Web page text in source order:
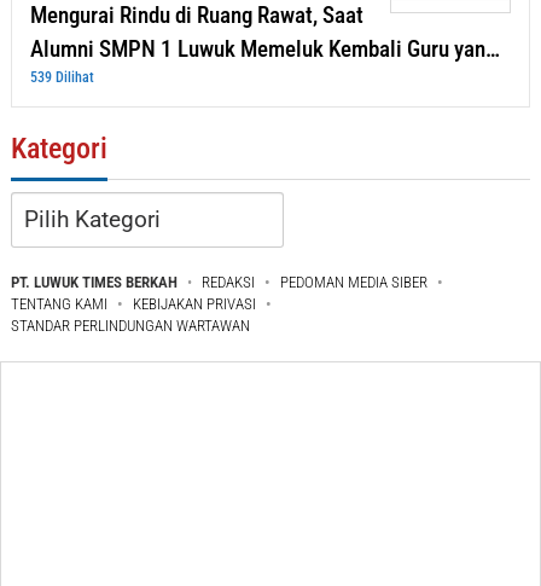
Mengurai Rindu di Ruang Rawat, Saat
Alumni SMPN 1 Luwuk Memeluk Kembali Guru yan…
539 Dilihat
Kategori
Kategori
PT. LUWUK TIMES BERKAH REDAKSI
PEDOMAN MEDIA SIBER
TENTANG KAMI
KEBIJAKAN PRIVASI
STANDAR PERLINDUNGAN WARTAWAN